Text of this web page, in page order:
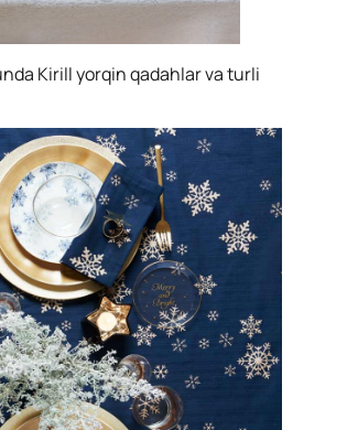
Kirill yorqin qadahlar va turli